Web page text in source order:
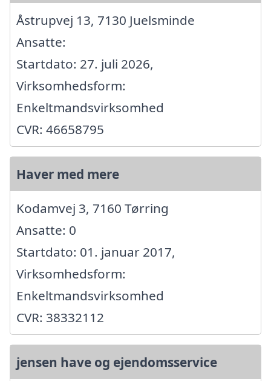
Åstrupvej 13, 7130 Juelsminde
Ansatte:
Startdato: 27. juli 2026,
Virksomhedsform:
Enkeltmandsvirksomhed
CVR: 46658795
Haver med mere
Kodamvej 3, 7160 Tørring
Ansatte: 0
Startdato: 01. januar 2017,
Virksomhedsform:
Enkeltmandsvirksomhed
CVR: 38332112
jensen have og ejendomsservice